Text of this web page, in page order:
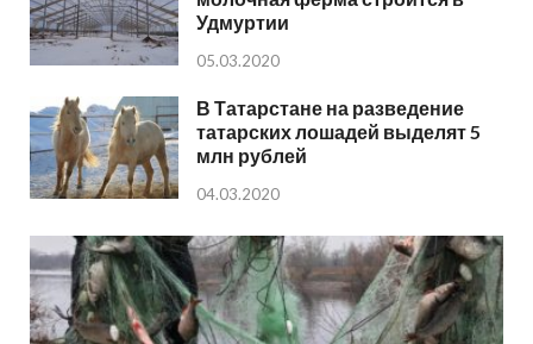
Удмуртии
05.03.2020
В Татарстане на разведение
татарских лошадей выделят 5
млн рублей
04.03.2020